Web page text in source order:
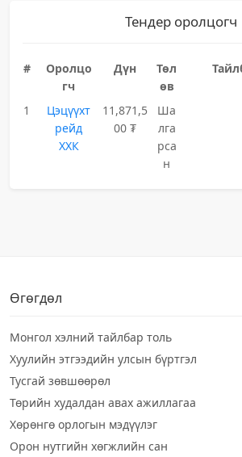
Тендер оролцогч
#
Оролцо
гч
Дүн
Төл
өв
1
Цэцүүхт
рейд
ХХК
11,871,5
00 ₮
Ша
лга
рса
н
Өгөгдөл
Монгол хэлний тайлбар толь
Хуулийн этгээдийн улсын бүртгэл
Тусгай зөвшөөрөл
Төрийн худалдан авах ажиллагаа
Хөрөнгө орлогын мэдүүлэг
Орон нутгийн хөгжлийн сан